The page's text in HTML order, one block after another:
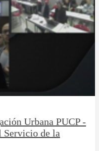
Urbana PUCP -
Servicio de la